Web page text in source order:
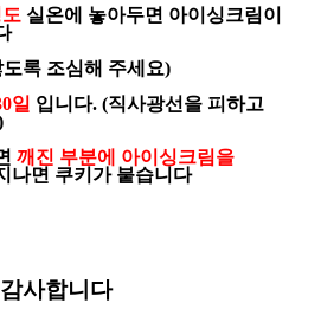
실온에 놓아두면 아이싱크림이
록 조심해 주세요)
일 입니다. (직사광선을 피하고
깨진 부분에 아이싱크림을
나면 쿠키가 붙습니다
감사합니다